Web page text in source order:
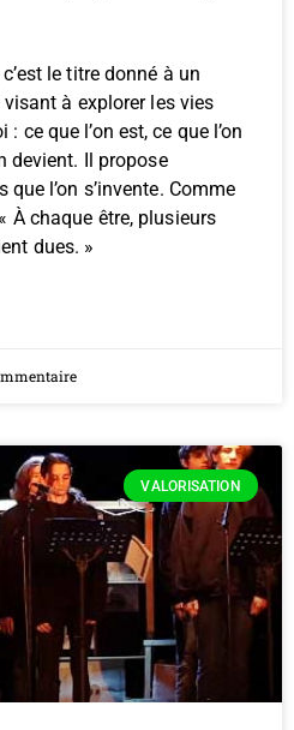
le titre donné à un
à explorer les vies
ce que l’on est, ce que l’on
devient. Il propose
que l’on s’invente. Comme
À chaque être, plusieurs
dues. »
VALORISATION